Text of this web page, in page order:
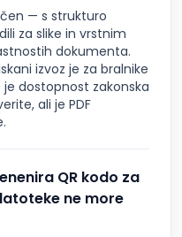
— s strukturo
za slike in vrstnim
dokumenta.
izvoz je za bralnike
dostopnost zakonska
ali je PDF
QR kodo za
ne more